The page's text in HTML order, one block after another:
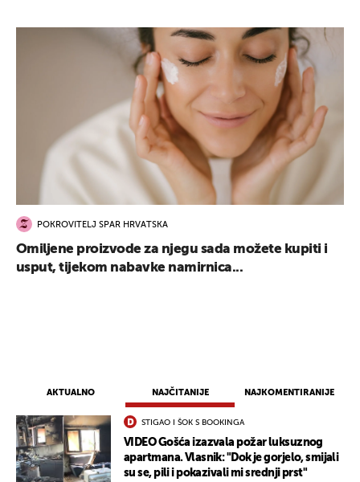
AKTUALNO NAJČITANIJE NAJKOMENTIRANIJE
STIGAO I ŠOK S BOOKINGA
VIDEO Gošća izazvala požar luksuznog
apartmana. Vlasnik: "Dok je gorjelo, smijali
su se, pili i pokazivali mi srednji prst"
POKROVITELJ SPAR HRVATSKA
Omiljene proizvode za njegu sada možete kupiti i
usput, tijekom nabavke namirnica...